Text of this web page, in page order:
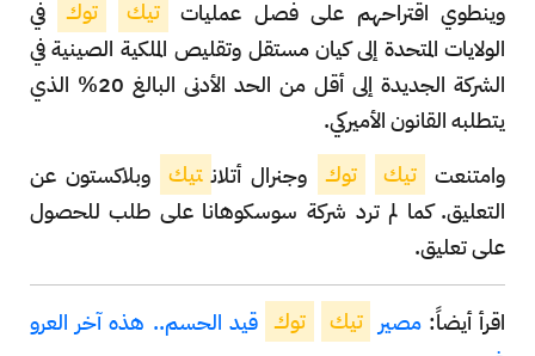
وينطوي اقتراحهم على فصل عمليات تيك توك
في
الولايات المتحدة إلى كيان مستقل وتقليص الملكية الصينية في
الشركة الجديدة إلى أقل من الحد الأدنى البالغ 20% الذي
يتطلبه القانون الأميركي.
وامتنعت تيك توك وجنرال أتلان تيك وبلاكستون عن
التعليق. كما لم ترد شركة سوسكوهانا على طلب للحصول
على تعليق.
اقرأ أيضاً:مصير تيك توك قيد الحسم.. هذه آخر العرو